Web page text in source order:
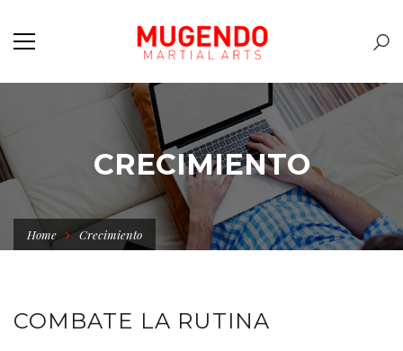
CRECIMIENTO
Home Crecimiento
COMBATE LA RUTINA